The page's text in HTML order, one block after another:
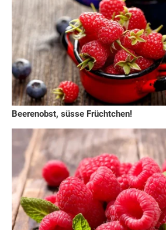
Beerenobst, süsse Früchtchen!